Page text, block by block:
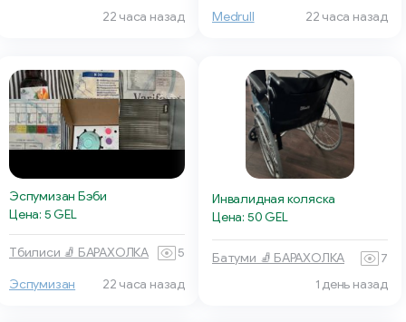
22 часа назад
Medrull 22 часа назад
Эспумизан Бэби
Цена: 5 GEL
Тбилиси 🧦 БАРАХОЛКА 5
Эспумизан 22 часа назад
Инвалидная коляска
Цена: 50 GEL
Батуми 🧦 БАРАХОЛКА
7
1 день назад